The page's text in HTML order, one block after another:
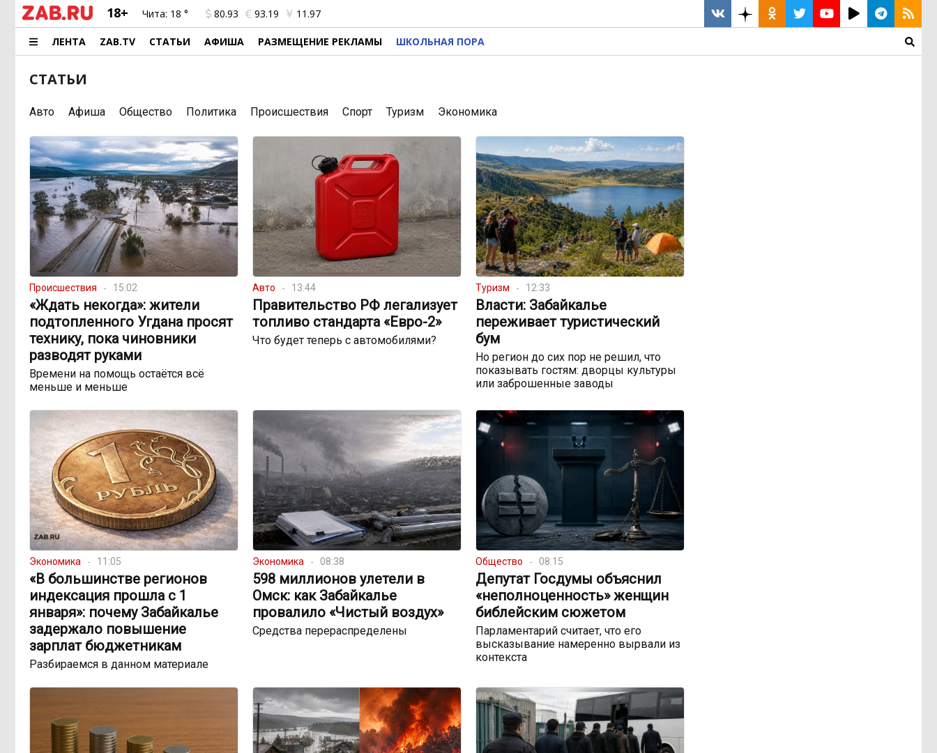
18+ Чита: 18 ° 80.93 93.19 11.97
ЛЕНТА ZAB.TV СТАТЬИ АФИША РАЗМЕЩЕНИЕ РЕКЛАМЫ ШКОЛЬНАЯ ПОРА
СТАТЬИ
Авто Афиша Общество Политика Происшествия Спорт Туризм Экономика
Происшествия 15:02
«Ждать некогда»: жители
подтопленного Угдана просят
технику, пока чиновники
разводят руками
Времени на помощь остаётся всё
меньше и меньше
Авто 13:44
Правительство РФ легализует
топливо стандарта «Евро-2»
Что будет теперь с автомобилями?
Туризм 12:33
Власти: Забайкалье
переживает туристический
бум
Но регион до сих пор не решил, что
показывать гостям: дворцы культуры
или заброшенные заводы
Экономика 11:05
«В большинстве регионов
индексация прошла с 1
января»: почему Забайкалье
задержало повышение
зарплат бюджетникам
Разбираемся в данном материале
Экономика 08:38
598 миллионов улетели в
Омск: как Забайкалье
провалило «Чистый воздух»
Средства перераспределены
Общество 08:15
Депутат Госдумы объяснил
«неполноценность» женщин
библейским сюжетом
Парламентарий считает, что его
высказывание намеренно вырвали из
контекста